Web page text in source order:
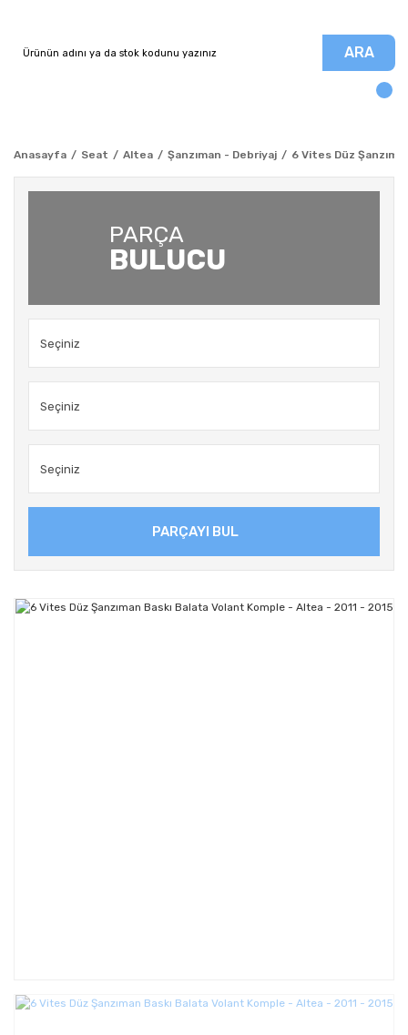
ARA
Anasayfa Seat Altea Şanzıman - Debriyaj 6 Vites Düz
PARÇA
BULUCU
PARÇAYI BUL